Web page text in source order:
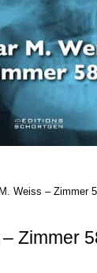
Weiss – Zimmer
Zimmer